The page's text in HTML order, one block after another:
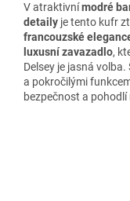
V atraktivnímodré
detaily je tento kufr
francouzské
luxusní zavazadlo,
Delsey je jasná volba.
a pokročilými
bezpečnost a pohodlí